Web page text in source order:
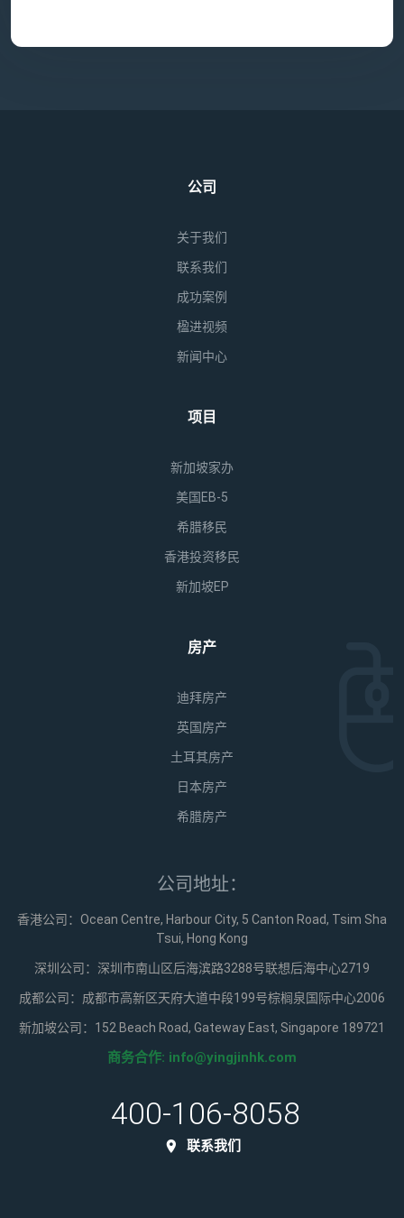
公司
关于我们
联系我们
成功案例
楹进视频
新闻中心
项目
新加坡家办
美国EB-5
希腊移民
香港投资移民
新加坡EP
房产
迪拜房产
英国房产
土耳其房产
日本房产
希腊房产
公司地址：
香港公司：Ocean Centre, Harbour City, 5 Canton Road, Tsim Sha
Tsui, Hong Kong
深圳公司：深圳市南山区后海滨路3288号联想后海中心2719
成都公司：成都市高新区天府大道中段199号棕榈泉国际中心2006
新加坡公司：152 Beach Road, Gateway East, Singapore 189721
商务合作: info@yingjinhk.com
400-106-8058
联系我们